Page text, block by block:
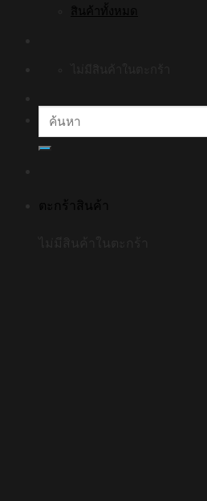
สินค้าทั้งหมด
ค้นหา:
ตะกร้าสินค้า